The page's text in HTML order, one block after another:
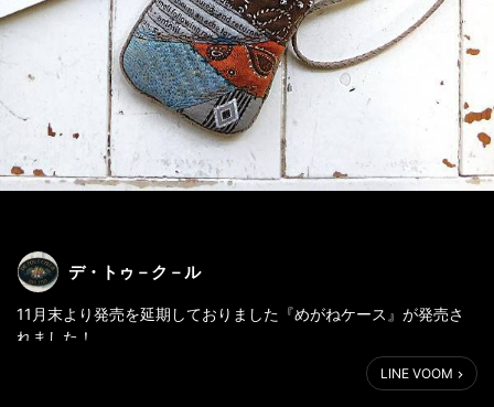
デ・トゥ－ク－ル
11月末より発売を延期しておりました『めがねケース』が発売さ
れました！
paindepices.jp/shopdetail/000000002241/001/X/page1/
LINE VOOM